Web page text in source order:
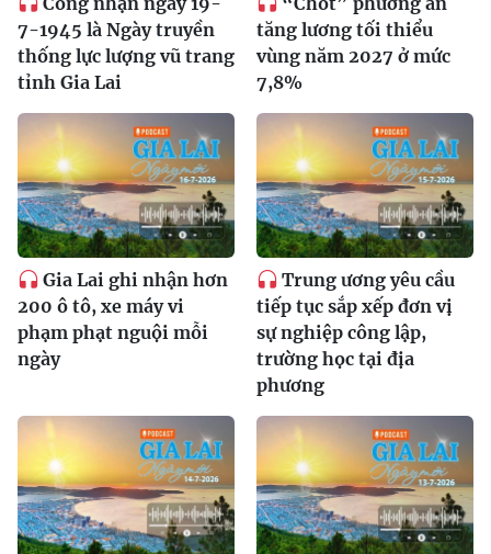
7-1945 là Ngày truyền
thống lực lượng vũ trang
tỉnh Gia Lai
tăng lương tối thiểu
vùng năm 2027 ở mức
7,8%
Gia Lai ghi nhận hơn
200 ô tô, xe máy vi
phạm phạt nguội mỗi
ngày
Trung ương yêu cầu
tiếp tục sắp xếp đơn vị
sự nghiệp công lập,
trường học tại địa
phương